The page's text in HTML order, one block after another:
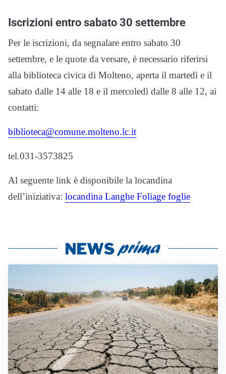
Iscrizioni entro sabato 30 settembre
Per le iscrizioni, da segnalare entro sabato 30
settembre, e le quote da versare, è necessario riferirsi
alla biblioteca civica di Molteno, aperta il martedì e il
sabato dalle 14 alle 18 e il mercoledì dalle 8 alle 12, ai
contatti:
biblioteca@comune.molteno.lc.it
tel.031-3573825
Al seguente link è disponibile la locandina
dell’iniziativa: locandina Langhe Foliage foglie